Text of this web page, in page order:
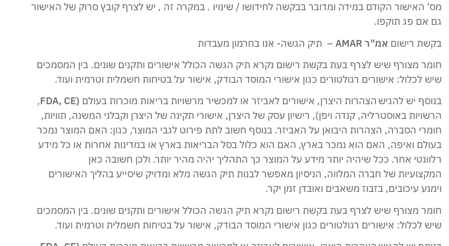
מס' האישור הקודם במידה ומדובר בבקשה לחידושו / שינויו . במקרה זה , יש לצרף קובץ סרוק של האישור
גם אם פג תוקפו.
בקשת רישום אמ"ר AMAR
– תיק הגשה- אנו בחרמון מעבדות
חומר מצורף שיש לצרף בעת בקשת רישום נקרא תיק הגשה הכולל אישורים ותקנים שונים. בין המסמכים
שיש לכלול: אישורים רגולטורים כגון אישורי המוסד הבודק, אישור על בטיחות חשמלית וטרמית ועוד.
בנוסף יש להגיש הצהרות היצרן, אישורים לאביזר או למכשיר מרשויות בריאות מוכרות בעולם (FDA, CE
,
הרשויות באוסטרליה, קנדה ויפן), רישיון עסק של היצרן, אישורי תקינה של היצרן וקבלני המשנה, תוויות,
חומרי הסברה, הצהרות היבואן על האביזר. בנוסף חשוב לתת פירוט לגבי המוצר, כגון: האם המוצר נמכר
בעולם ואיפה, האם הוא נמכר בארץ, האם הוא כלול בסל הבריאות בארץ או במדינות אחרות או כל מידע
רלוונטי אחר. ככל שיהיה יותר מידע על המוצר כך התהליך יהיה מהיר יותר. ולכן חשובה כאן
המקצועיות של חברה המלווה, הניסיון מאפשר לבנות תיק הגשה מלא ומדויק שיסייע בהליך האישורים
וימנע עיכובים, בזבוז משאבים ואובדן זמן יקר.
חומר מצורף שיש לצרף בעת בקשת רישום נקרא תיק הגשה הכולל אישורים ותקנים שונים. בין המסמכים
שיש לכלול: אישורים רגולטורים כגון אישורי המוסד הבודק, אישור על בטיחות חשמלית וטרמית ועוד.